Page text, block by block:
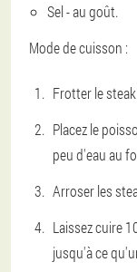
Sel - au goût.
Mode de cuisson :
Frotter le
Placez le
peu d'eau au
Arroser les
Laissez cuire
jusqu'à ce